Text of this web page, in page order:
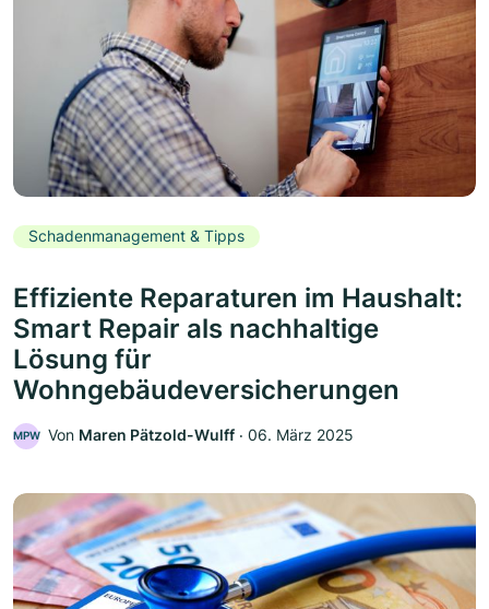
Schadenmanagement & Tipps
Effiziente Reparaturen im Haushalt:
Smart Repair als nachhaltige
Lösung für
Wohngebäudeversicherungen
MPW Von Maren Pätzold-Wulff ‧ 06. März 2025